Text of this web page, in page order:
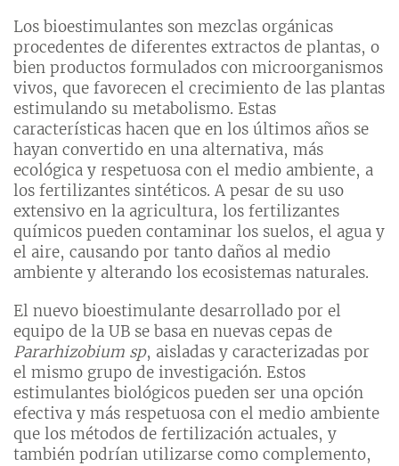
Los bioestimulantes son mezclas orgánicas
procedentes de diferentes extractos de plantas, o
bien productos formulados con microorganismos
vivos, que favorecen el crecimiento de las plantas
estimulando su metabolismo. Estas
características hacen que en los últimos años se
hayan convertido en una alternativa, más
ecológica y respetuosa con el medio ambiente, a
los fertilizantes sintéticos. A pesar de su uso
extensivo en la agricultura, los fertilizantes
químicos pueden contaminar los suelos, el agua y
el aire, causando por tanto daños al medio
ambiente y alterando los ecosistemas naturales.
El nuevo bioestimulante desarrollado por el
equipo de la UB se basa en nuevas cepas de
Pararhizobium sp, aisladas y caracterizadas por
el mismo grupo de investigación. Estos
estimulantes biológicos pueden ser una opción
efectiva y más respetuosa con el medio ambiente
que los métodos de fertilización actuales, y
también podrían utilizarse como complemento,